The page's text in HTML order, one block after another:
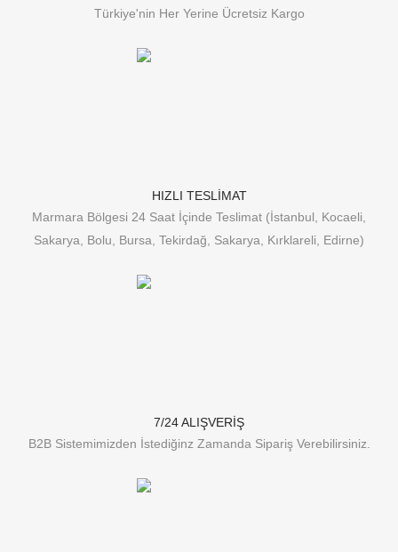
Türkiye'nin Her Yerine Ücretsiz Kargo
HIZLI TESLİMAT
Marmara Bölgesi 24 Saat İçinde Teslimat (İstanbul, Kocaeli,
Sakarya, Bolu, Bursa, Tekirdağ, Sakarya, Kırklareli, Edirne)
7/24 ALIŞVERİŞ
B2B Sistemimizden İstediğinz Zamanda Sipariş Verebilirsiniz.